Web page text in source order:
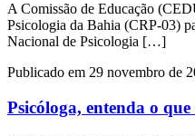
A Comissão de Educação
Psicologia da Bahia (CRP-03)
Nacional de Psicologia […]
Publicado em 29 novembro de
Psicóloga, entenda o